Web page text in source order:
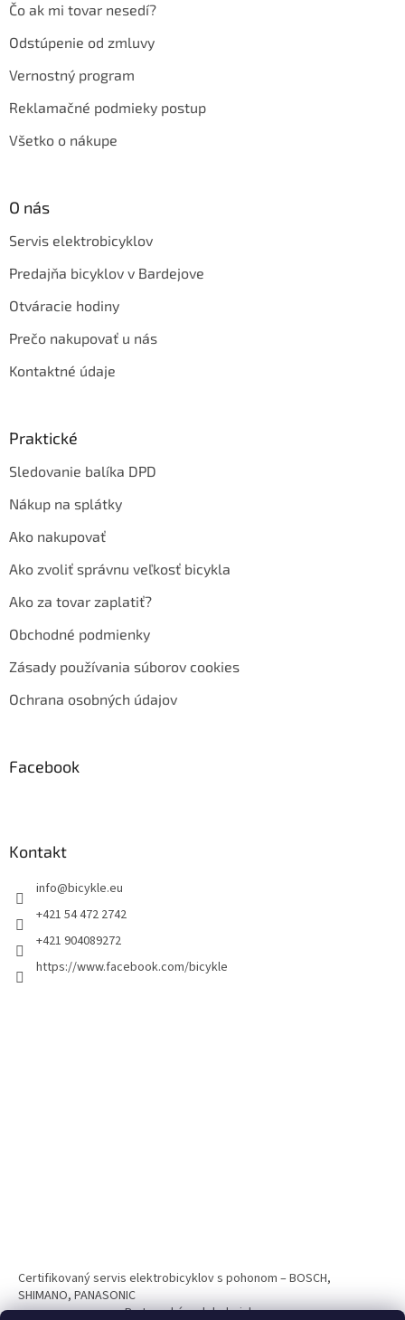
Čo ak mi tovar nesedí?
Odstúpenie od zmluvy
Vernostný program
Reklamačné podmieky postup
Všetko o nákupe
O nás
Servis elektrobicyklov
Predajňa bicyklov v Bardejove
Otváracie hodiny
Prečo nakupovať u nás
Kontaktné údaje
Praktické
Sledovanie balíka DPD
Nákup na splátky
Ako nakupovať
Ako zvoliť správnu veľkosť bicykla
Ako za tovar zaplatiť?
Obchodné podmienky
Zásady používania súborov cookies
Ochrana osobných údajov
Facebook
Kontakt
info@bicykle.eu
+421 54 472 2742
+421 904089272
https://www.facebook.com/bicykle
Certifikovaný servis elektrobicyklov s pohonom – BOSCH,
SHIMANO, PANASONIC
Partnerský web hokejshop.eu